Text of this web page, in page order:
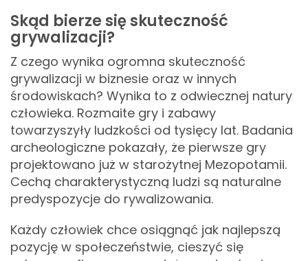
Skąd bierze się skuteczność
grywalizacji?
Z czego wynika ogromna skuteczność
grywalizacji w biznesie oraz w innych
środowiskach? Wynika to z odwiecznej natury
człowieka. Rozmaite gry i zabawy
towarzyszyły ludzkości od tysięcy lat. Badania
archeologiczne pokazały, że pierwsze gry
projektowano już w starożytnej Mezopotamii.
Cechą charakterystyczną ludzi są naturalne
predyspozycje do rywalizowania.
Każdy człowiek chce osiągnąć jak najlepszą
pozycję w społeczeństwie, cieszyć się